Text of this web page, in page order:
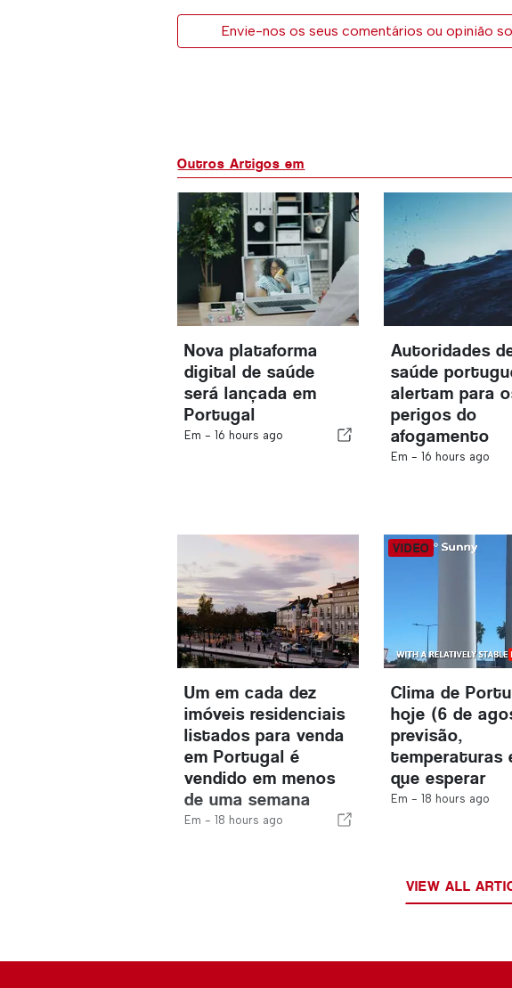
Envie-nos os seus comentários ou opinião
Outros Artigos em
Nova plataforma
digital de saúde
será lançada em
Portugal
Em -16 hours ago
Autoridades
saúde
alertam para
perigos do
afogamento
Em -16 hours ago
Um em cada dez
imóveis residenciais
listados para venda
em Portugal é
vendido em menos
de uma semana
Em -18 hours ago
Clima de
hoje (6 de
previsão,
temperaturas
que esperar
Em -18 hours ago
VIEW ALL